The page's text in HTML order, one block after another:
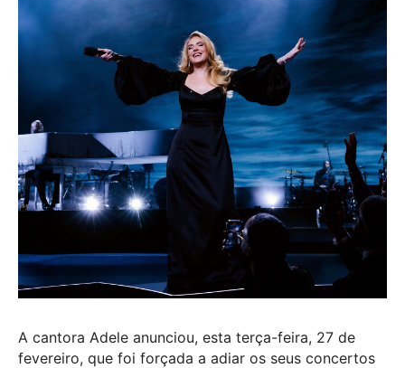
A cantora Adele anunciou, esta terça-feira, 27 de
fevereiro, que foi forçada a adiar os seus concertos